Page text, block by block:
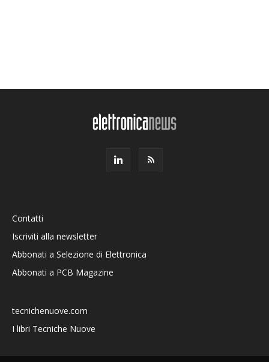
Contatti
Iscriviti alla newsletter
Abbonati a Selezione di Elettronica
Abbonati a PCB Magazine
tecnichenuove.com
I libri Tecniche Nuove